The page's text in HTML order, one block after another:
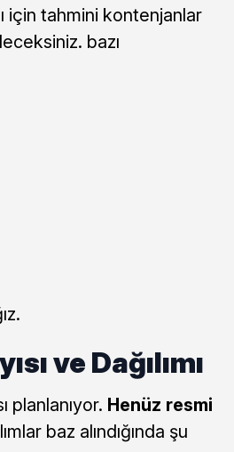
için tahmini kontenjanlar
bazı
ve Dağılımı
planlanıyor. Henüz resmi
baz alındığında şu